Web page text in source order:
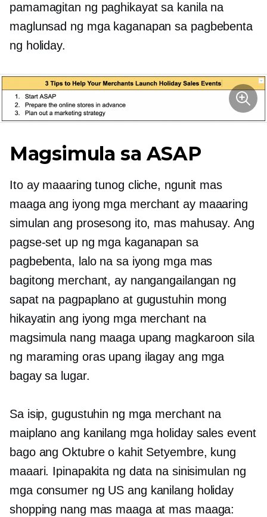
pamamagitan ng paghikayat sa kanila na
maglunsad ng mga kaganapan sa pagbebenta
ng holiday.
Magsimula sa ASAP
Ito ay maaaring tunog cliche, ngunit mas
maaga ang iyong mga merchant ay maaaring
simulan ang prosesong ito, mas mahusay. Ang
pagse-set up ng mga kaganapan sa
pagbebenta, lalo na sa iyong mga mas
bagitong merchant, ay nangangailangan ng
sapat na pagpaplano at gugustuhin mong
hikayatin ang iyong mga merchant na
magsimula nang maaga upang magkaroon sila
ng maraming oras upang ilagay ang mga
bagay sa lugar.
Sa isip, gugustuhin ng mga merchant na
maiplano ang kanilang mga holiday sales event
bago ang Oktubre o kahit Setyembre, kung
maaari. Ipinapakita ng data na sinisimulan ng
mga consumer ng US ang kanilang holiday
shopping nang mas maaga at mas maaga: